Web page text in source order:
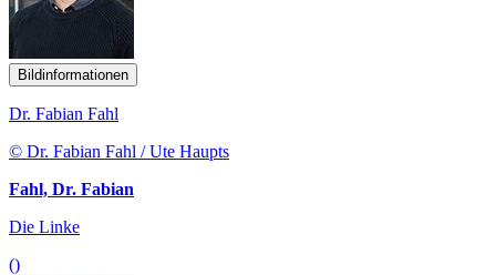
Bildinformationen
Dr. Fabian Fahl
© Dr. Fabian Fahl / Ute Haupts
Fahl, Dr. Fabian
Die Linke
()